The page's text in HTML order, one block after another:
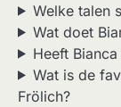
Welke talen
Wat doet
Heeft
Wat is de
Frölich?